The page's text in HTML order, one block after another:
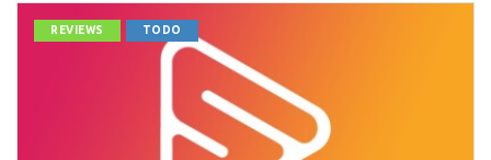
REVIEWS TODO